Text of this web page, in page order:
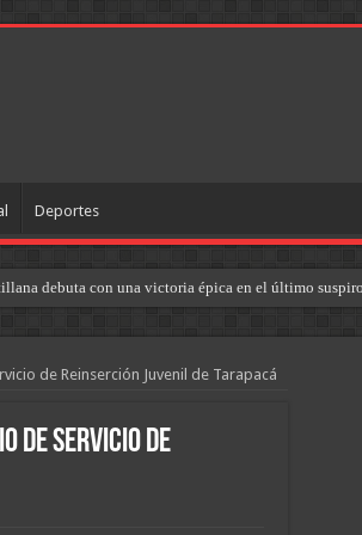
Deportes
debuta con una victoria épica en el último
de Reinserción Juvenil de Tarapacá
de Servicio de